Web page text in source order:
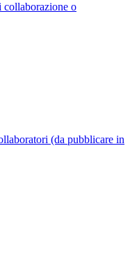
o
(da pubblicare in